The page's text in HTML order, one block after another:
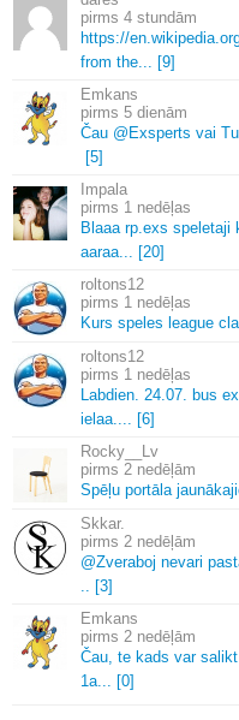
4 stundām
https://en.wikipedia.
from the... [9]
Emkans
5 dienām
Čau @Exsperts vai
[5]
Impala
1 nedēļas
Blaaa rp.exs speletaji
aaraa... [20]
roltons12
1 nedēļas
Kurs speles league
roltons12
1 nedēļas
Labdien. 24.07. bus
ielaa.... [6]
Rocky__Lv
2 nedēļām
Spēļu portāla
Skkar.
2 nedēļām
@Zveraboj nevari
.. [3]
Emkans
2 nedēļām
Čau, te kads var
1a... [0]